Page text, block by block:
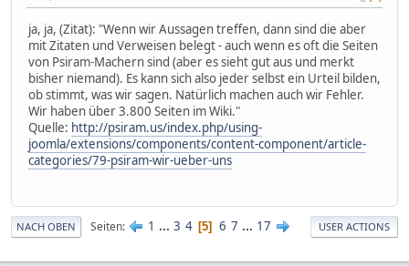
ja, ja, (Zitat): "Wenn wir Aussagen treffen, dann sind die aber
mit Zitaten und Verweisen belegt - auch wenn es oft die Seiten
von Psiram-Machern sind (aber es sieht gut aus und merkt
bisher niemand). Es kann sich also jeder selbst ein Urteil bilden,
ob stimmt, was wir sagen. Natürlich machen auch wir Fehler.
Wir haben über 3.800 Seiten im Wiki."
Quelle: http://psiram.us/index.php/using-
joomla/extensions/components/content-component/article-
categories/79-psiram-wir-ueber-uns
NACH OBEN Seiten 1 ... 3 4 5 6 7 ... 17 USER ACTIONS